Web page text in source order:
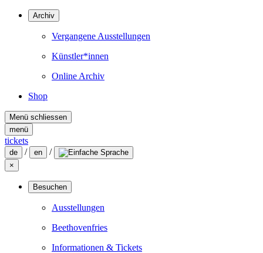
Archiv
Vergangene Ausstellungen
Künstler*innen
Online Archiv
Shop
Menü schliessen
menü
tickets
de / en /
×
Besuchen
Ausstellungen
Beethovenfries
Informationen & Tickets